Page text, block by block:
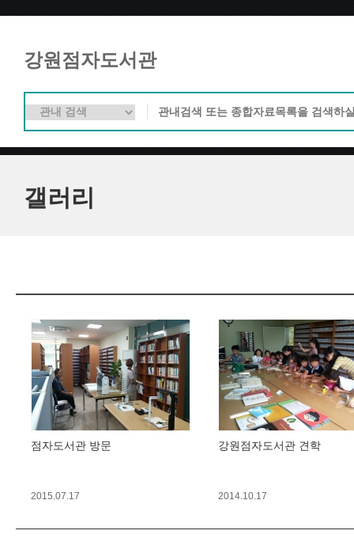
강원점자도서관
갤러리
점자도서관 방문
2015.07.17
강원점자도서관 견학
2014.10.17